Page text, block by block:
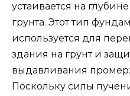
устаивается на
грунта. Этот тип
используется для
здания на грунт и
выдавливания
Поскольку силы